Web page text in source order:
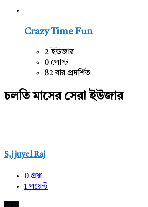
Crazy Time Fun
2 ইউজার
0 পোস্ট
82 বার প্রদর্শিত
চলতি মাসের সেরা ইউজার
S,j juyel Raj
0 প্রশ্ন
1পয়েন্ট